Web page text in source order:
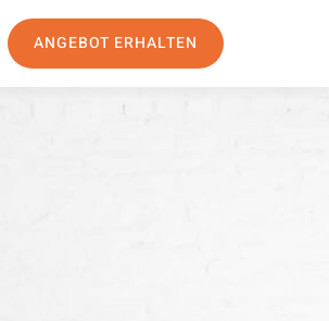
ANGEBOT ERHALTEN